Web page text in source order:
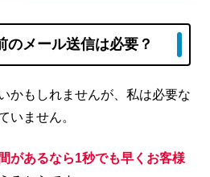
のメール送信は必要？
かもしれませんが、私は必要な
いません。
があるなら1秒でも早くお客様